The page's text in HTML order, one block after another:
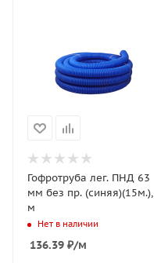
Гофротруба лег. ПНД 63
мм без пр. (синяя)(15м.),
м
Нет в наличии
136.39 ₽/м